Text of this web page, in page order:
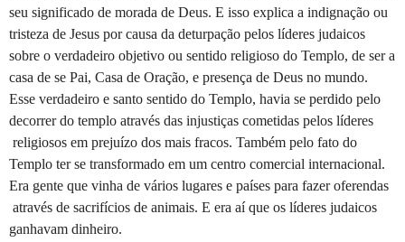
seu significado de morada de Deus. E isso explica a indignação ou
tristeza de Jesus por causa da deturpação pelos líderes judaicos
sobre o verdadeiro objetivo ou sentido religioso do Templo, de ser a
casa de se Pai, Casa de Oração, e presença de Deus no mundo.
Esse verdadeiro e santo sentido do Templo, havia se perdido pelo
decorrer do templo através das injustiças cometidas pelos líderes
religiosos em prejuízo dos mais fracos. Também pelo fato do
Templo ter se transformado em um centro comercial internacional.
Era gente que vinha de vários lugares e países para fazer oferendas
através de sacrifícios de animais. E era aí que os líderes judaicos
ganhavam dinheiro.